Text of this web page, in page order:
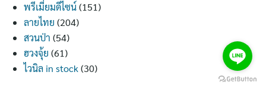
พรีเมี่ยมดีไซน์(151)
ลายไทย (204)
สวนป่า (54)
ฮวงจุ้ย (61)
ไวนิล in stock(30)